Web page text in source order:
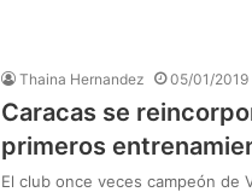
Thaina Hernandez 05/01/2019
Caracas se
primeros
El club once veces campeón de